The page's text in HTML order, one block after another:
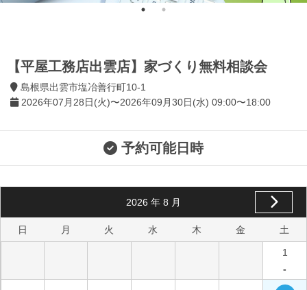
【平屋工務店出雲店】家づくり無料相談会
島根県出雲市塩冶善行町10-1
2026年07月28日(火)〜2026年09月30日(水) 09:00〜18:00
予約可能日時
2026 年 8 月
日 月 火 水 木 金 土
1
-